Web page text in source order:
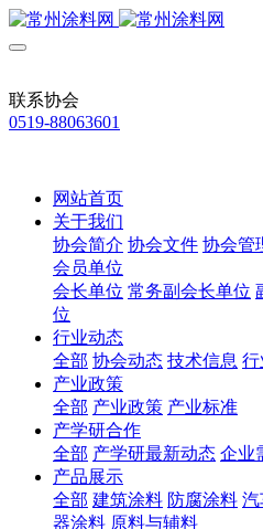
联系协会
0519-88063601
网站首页
关于我们
协会简介 协会文件 协会管
会员单位
会长单位 常务副会长单位
位
行业动态
全部 协会动态 技术信息 行
产业政策
全部 产业政策 产业标准
产学研合作
全部 产学研最新动态 企业
产品展示
全部 建筑涂料 防腐涂料 汽
器涂料 原料与辅料